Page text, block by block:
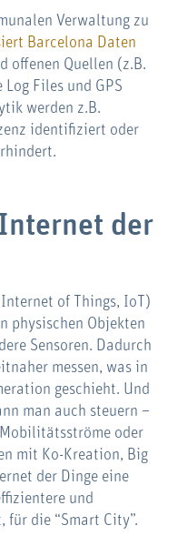
Verwaltung zu
Barcelona Daten
offenen Quellen (z.B.
Files und GPS
werden z.B.
identifiziert oder
der
of Things, IoT)
physischen Objekten
Sensoren. Dadurch
messen, was in
geschieht. Und
man auch steuern –
oder
mit Ko-Kreation, Big
der Dinge eine
und
für die “Smart City”.